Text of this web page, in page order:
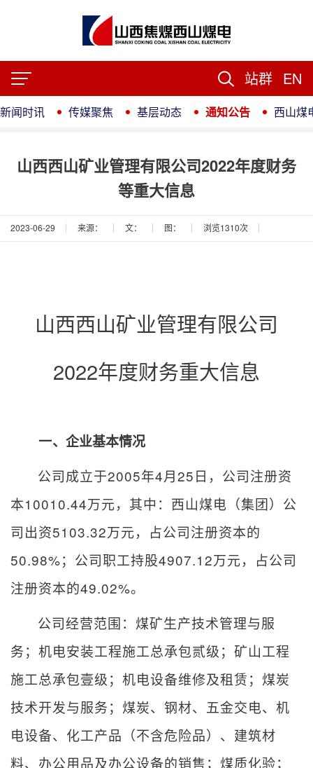
站群 EN
新闻时讯 传媒聚焦 基层动态 通知公告 西山煤
山西西山矿业管理有限公司2022年度财务
等重大信息
2023-06-29 来源： 文： 图： 浏览1310次
山西西山矿业管理有限公司
2022年度财务重大信息
一、企业基本情况
公司成立于2005年4月25日，公司注册资
本10010.44万元，其中：西山煤电（集团）公
司出资5103.32万元，占公司注册资本的
50.98%；公司职工持股4907.12万元，占公司
注册资本的49.02%。
公司经营范围： 煤矿生产技术管理与服
务；机电安装工程施工总承包贰级；矿山工程
施工总承包壹级；机电设备维修及租赁；煤炭
技术开发与服务；煤炭、钢材、五金交电、机
电设备、化工产品（不含危险品）、建筑材
料、办公用品及办公设备的销售；煤质化验；